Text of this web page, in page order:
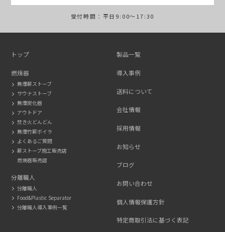
受付時間：平日9:00～17:30
トップ
燃焼器
無煙薪ストーブ
サウナストーブ
無煙炭化器
アウトドア
焚き火どんどん
無煙竹薪ボイラ
よくあるご質問
薪ストーブ施工販売店
燃焼器販売店
分離職人
分離職人
Food&Plastic Separator
分離職人導入事例一覧
製品一覧
導入事例
送料について
会社情報
採用情報
お知らせ
ブログ
お問い合わせ
個人情報保護方針
特定商取引法に基づく表記